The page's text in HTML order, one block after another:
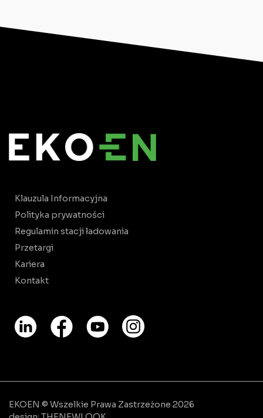
Klauzula Informacyjna
Polityka prywatności
Regulamin stacji ładowania
Przetargi
Kariera
Kontakt
EKOEN © Wszelkie Prawa Zastrzeżone 2026